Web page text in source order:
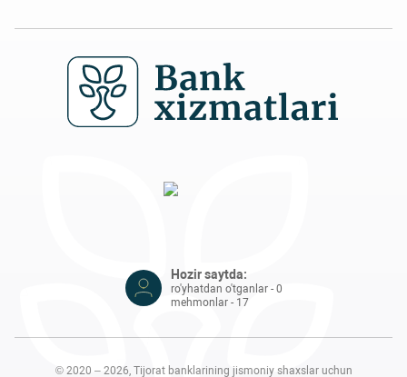
Hozir saytda:
ro'yhatdan o'tganlar - 0
mehmonlar - 17
© 2020 – 2026, Tijorat banklarining jismoniy shaxslar uchun